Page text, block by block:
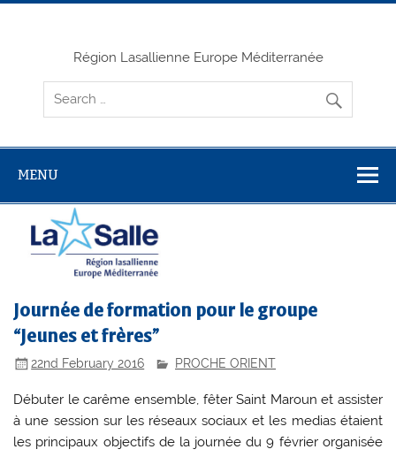
Skip
Région Lasallienne Europe Méditerranée
MENU
Journée de formation pour le groupe
“Jeunes et frères”
22nd February 2016 PROCHE ORIENT
Débuter le carême ensemble, fêter Saint Maroun et assister
à une session sur les réseaux sociaux et les medias étaient
les principaux objectifs de la journée du 9 février organisée